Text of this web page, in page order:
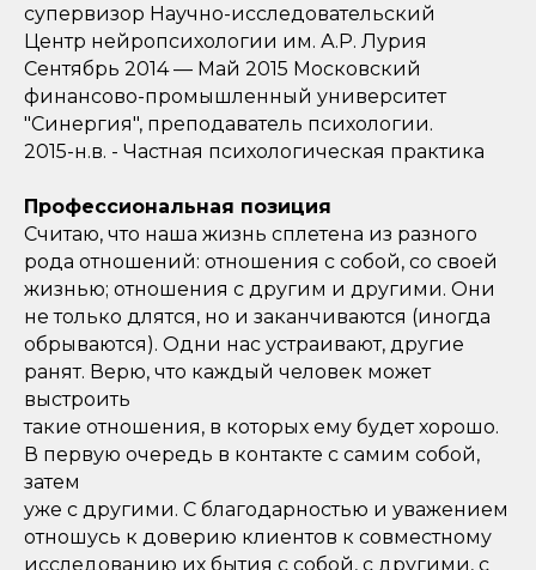
супервизор Научно-исследовательский
Центр нейропсихологии им. А.Р. Лурия
Сентябрь 2014 — Май 2015 Московский
финансово-промышленный университет
"Синергия", преподаватель психологии.
2015-н.в. - Частная психологическая практика
Профессиональная позиция
Считаю, что наша жизнь сплетена из разного
рода отношений: отношения с собой, со своей
жизнью; отношения с другим и другими. Они
не только длятся, но и заканчиваются (иногда
обрываются). Одни нас устраивают, другие
ранят. Верю, что каждый человек может
выстроить
такие отношения, в которых ему будет хорошо.
В первую очередь в контакте с самим собой,
затем
уже с другими. С благодарностью и уважением
отношусь к доверию клиентов к совместному
исследованию их бытия с собой, с другими, с